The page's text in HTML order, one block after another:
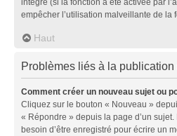
empêcher l’utilisation malveillante de la
Haut
Problèmes liés à la
Comment créer un nouveau sujet ou
Cliquez sur le bouton « Nouveau »
« Répondre » depuis la page d’un
besoin d’être enregistré pour écrire un